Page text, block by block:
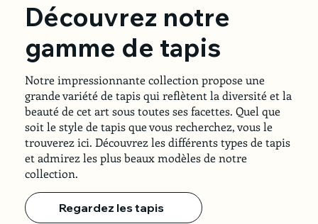
Découvrez notre
gamme de tapis
Notre impressionnante collection propose une
grande variété de tapis qui reflètent la diversité et la
beauté de cet art sous toutes ses facettes. Quel que
soit le style de tapis que vous recherchez, vous le
trouverez ici. Découvrez les différents types de tapis
et admirez les plus beaux modèles de notre
collection.
Regardez les tapis